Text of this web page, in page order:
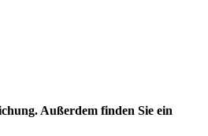
Außerdem finden Sie ein